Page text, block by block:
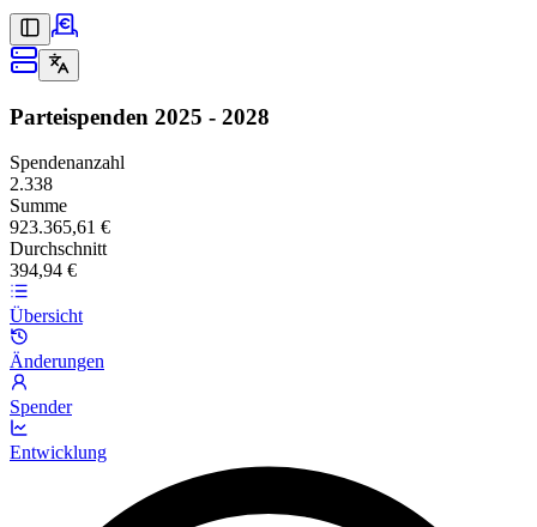
Parteispenden 2025 - 2028
Spendenanzahl
2.338
Summe
923.365,61 €
Durchschnitt
394,94 €
Übersicht
Änderungen
Spender
Entwicklung